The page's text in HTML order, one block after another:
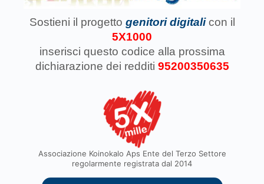
Sostieni il progetto genitori digitali con il
5X1000
inserisci questo codice alla prossima
dichiarazione dei redditi 95200350635
Associazione Koinokalo Aps Ente del Terzo Settore
regolarmente registrata dal 2014